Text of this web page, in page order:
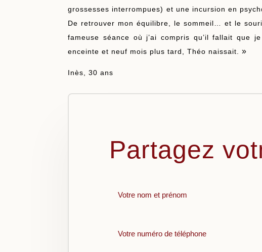
grossesses interrompues) et une incursion en
De retrouver mon équilibre, le sommeil… et le
fameuse séance où j’ai compris qu’il fallait que
enceinte et neuf mois plus tard, Théo naissait.
»
Inès, 30 ans
Partagez